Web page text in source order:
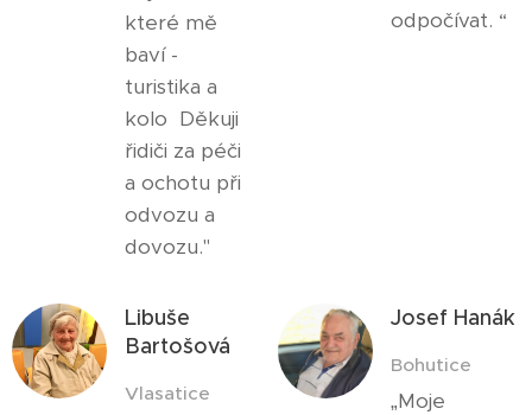
které mě
baví -
turistika a
kolo Děkuji
řidiči za péči
a ochotu při
odvozu a
dovozu."
odpočívat. “
Libuše
Bartošová
Vlasatice
Josef Hanák
Bohutice
„Moje